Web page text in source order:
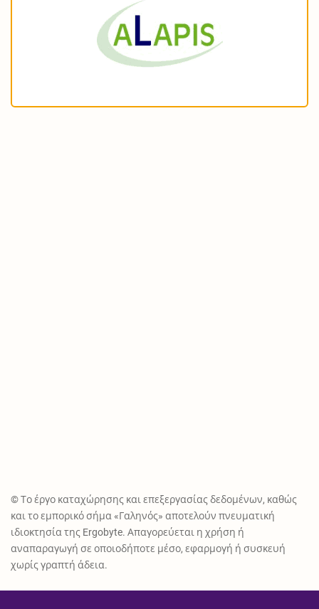
© Το έργο καταχώρησης και επεξεργασίας δεδομένων, καθώς
και το εμπορικό σήμα «Γαληνός» αποτελούν πνευματική
ιδιοκτησία της Ergobyte. Απαγορεύεται η χρήση ή
αναπαραγωγή σε οποιοδήποτε μέσο, εφαρμογή ή συσκευή
χωρίς γραπτή άδεια.